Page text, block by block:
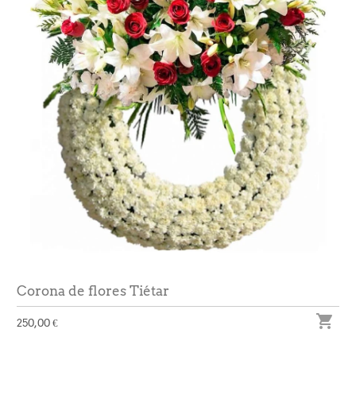
Corona de flores Tiétar
250,00 € 